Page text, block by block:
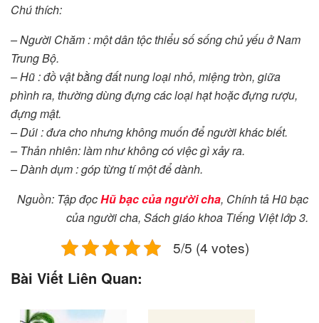
Chú thích:
– Người Chăm : một dân tộc thiểu số sống chủ yếu ở Nam
Trung Bộ.
– Hũ : đồ vật bằng đất nung loại nhỏ, miệng tròn, giữa
phình ra, thường dùng đựng các loại hạt hoặc đựng rượu,
đựng mật.
– Dúi : đưa cho nhưng không muốn để người khác biết.
– Thản nhiên: làm như không có việc gì xảy ra.
– Dành dụm : góp từng tí một để dành.
Nguồn: Tập đọcHũ bạc của người cha, Chính tả Hũ bạc
của người cha, Sách giáo khoa Tiếng Việt lớp 3.
5/5 (4 votes)
Bài Viết Liên Quan: